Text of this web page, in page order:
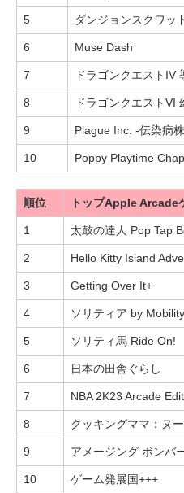
5 ダンジョンスクワッ
6 Muse Dash
7 ドラゴンクエストIV
8 ドラゴンクエストVI
9 Plague Inc. -伝染病
10 Poppy Playtime
順位 トップApple Arcade
1 太鼓の達人 Pop Tap
2 Hello Kitty Island
3 Getting Over It+
4 ソリティア by
5 ソリティ馬 Ride On!
6 日本の田舎ぐらし
7 NBA 2K23 Arcade
8 クッキングママ：ヌ
9 アメージング ボンバ
10 ゲーム発展国+++